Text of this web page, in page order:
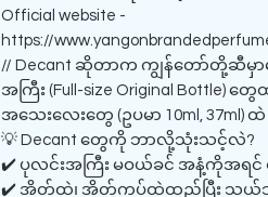
Official website -
https://
// Decant ဆိုတာက ကျွန်တော်တို့ဆီမှာရ
အကြီး (Full-size Original
အသေးလေးတွေ (ဥပမာ 10ml, 37ml)
💡 Decant တွေကို ဘာလို့သုံးသင့်လဲ?
✔️ ပုလင်းအကြီး မဝယ်ခင် အနံ့ကိုအရ
✔️ အိတ်ထဲ၊ အိတ်ကပ်ထဲထည့်ပြီး သယ်သွားရ